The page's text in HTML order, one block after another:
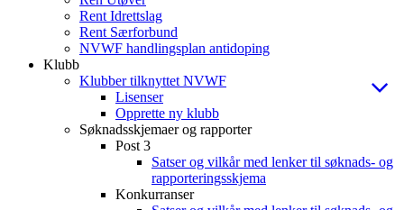
Rent Idrettslag
Rent Særforbund
NVWF handlingsplan antidoping
Klubb
Klubber tilknyttet NVWF
Lisenser
Opprette ny klubb
Søknadsskjemaer og rapporter
Post 3
Satser og vilkår med lenker til søknads- og
rapporteringsskjema
Konkurranser